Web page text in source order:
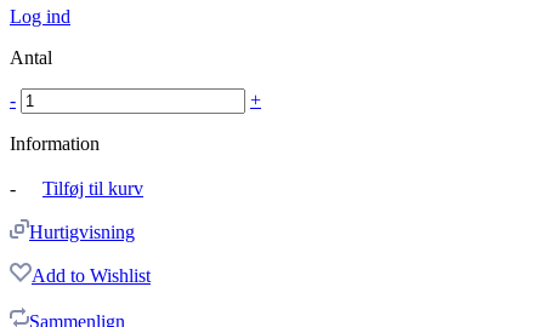
Log ind
Antal
- +
Information
- Tilføj til kurv
Hurtigvisning
Add to Wishlist
Sammenlign